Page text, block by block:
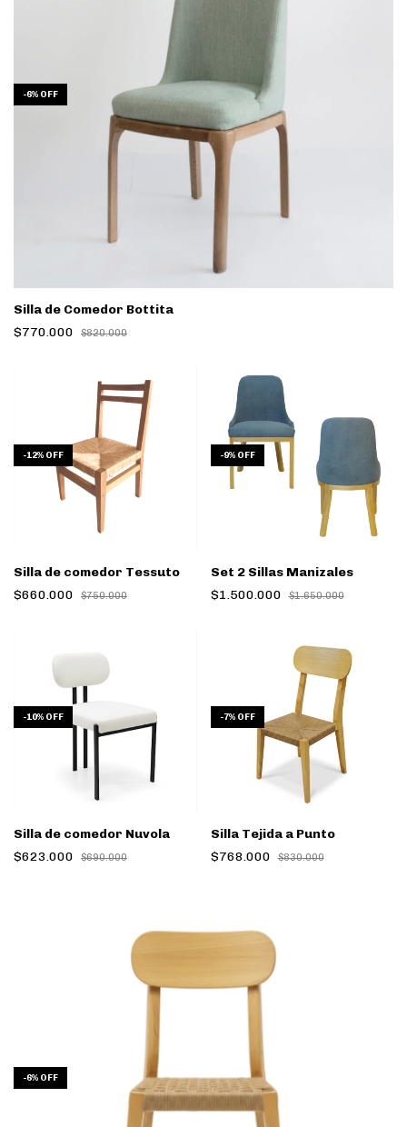
-6% OFF
Silla de Comedor Bottita
$770.000
$820.000
-12% OFF
Silla de comedor Tessuto
$660.000
$750.000
-9% OFF
Set 2 Sillas Manizales
$1.500.000
$1.650.000
-10% OFF
Silla de comedor Nuvola
$623.000
$690.000
-7% OFF
Silla Tejida a Punto
$768.000
$830.000
-6% OFF